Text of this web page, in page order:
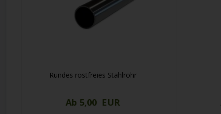
Rundes rostfreies Stahlrohr
Ab 5,00 EUR